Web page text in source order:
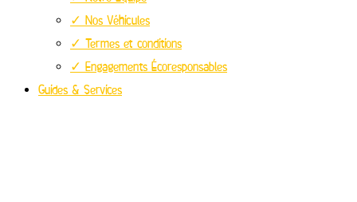
✓ Nos Véhicules
✓ Termes et conditions
✓ Engagements Écoresponsables
Guides & Services